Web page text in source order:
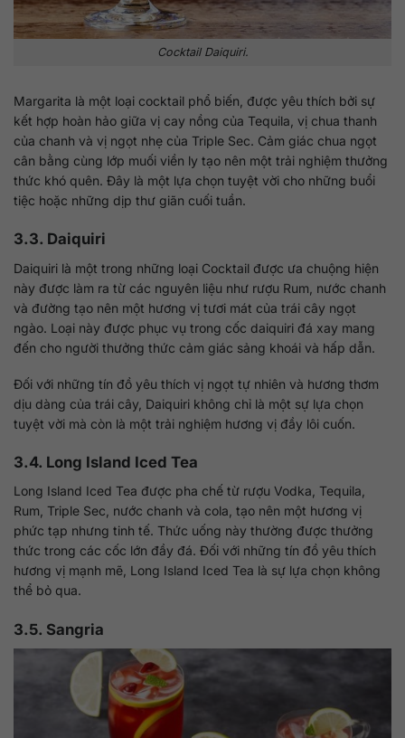
Cocktail Daiquiri.
Margarita là một loại cocktail phổ biến, được yêu thích bởi sự
kết hợp hoàn hảo giữa vị cay nồng của Tequila, vị chua thanh
của chanh và vị ngọt nhẹ của Triple Sec. Cảm giác chua ngọt
cân bằng cùng lớp muối viền ly tạo nên một trải nghiệm thưởng
thức khó quên. Đây là một lựa chọn tuyệt vời cho những buổi
tiệc hoặc những dịp thư giãn cuối tuần.
3.3. Daiquiri
Daiquiri là một trong những loại Cocktail được ưa chuộng hiện
này được làm ra từ các nguyên liệu như rượu Rum, nước chanh
và đường tạo nên một hương vị tươi mát của trái cây ngọt
ngào. Loại này được phục vụ trong cốc daiquiri đá xay mang
đến cho người thưởng thức cảm giác sảng khoái và hấp dẫn.
Đối với những tín đồ yêu thích vị ngọt tự nhiên và hương thơm
dịu dàng của trái cây, Daiquiri không chỉ là một sự lựa chọn
tuyệt vời mà còn là một trải nghiệm hương vị đầy lôi cuốn.
3.4. Long Island Iced Tea
Long Island Iced Tea được pha chế từ rượu Vodka, Tequila,
Rum, Triple Sec, nước chanh và cola, tạo nên một hương vị
phức tạp nhưng tinh tế. Thức uống này thường được thưởng
thức trong các cốc lớn đầy đá. Đối với những tín đồ yêu thích
hương vị mạnh mẽ, Long Island Iced Tea là sự lựa chọn không
thể bỏ qua.
3.5. Sangria